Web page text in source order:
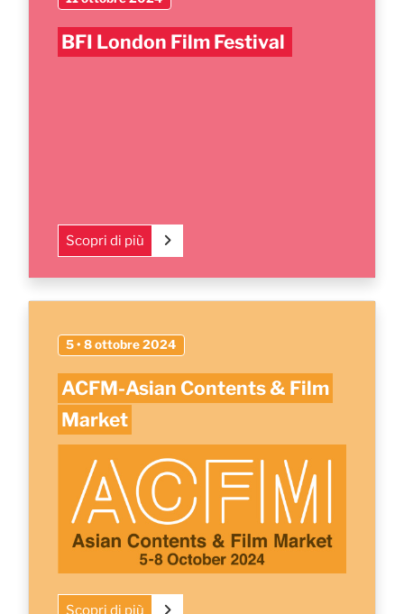
BFI London Film Festival
Scopri di più
5 • 8 ottobre 2024
ACFM-Asian Contents & Film
Market
Scopri di più